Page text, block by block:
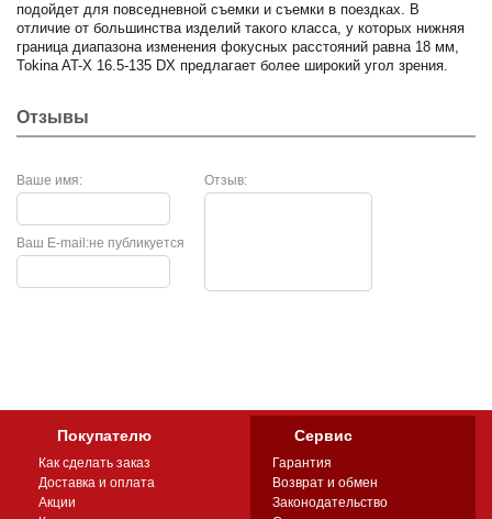
подойдет для повседневной съемки и съемки в поездках. В
отличие от большинства изделий такого класса, у которых нижняя
граница диапазона изменения фокусных расстояний равна 18 мм,
Tokina AT-X 16.5-135 DX предлагает более широкий угол зрения.
Отзывы
Ваше имя: Отзыв:
не публикуется
Ваш E-mail:
Покупателю
Как сделать заказ
Доставка и оплата
Акции
Сервис
Гарантия
Возврат и обмен
Законодательство